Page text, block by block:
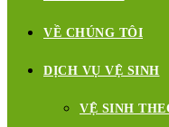
VỀ CHÚNG TÔI
DỊCH VỤ VỆ SINH
VỆ SINH